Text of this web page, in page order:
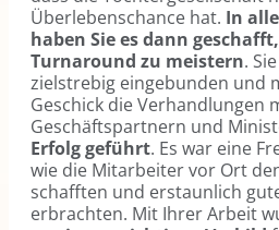
Überlebenschance hat. In
haben Sie es dann
Turnaround zu meistern.
zielstrebig eingebunden und
Geschick die Verhandlungen
Geschäftspartnern und
Erfolg geführt. Es war eine
wie die Mitarbeiter vor Ort
schafften und erstaunlich
erbrachten. Mit Ihrer Arbeit